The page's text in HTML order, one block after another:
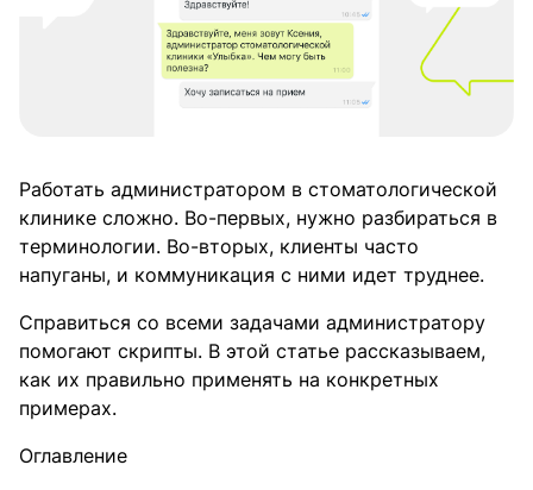
Работать администратором в стоматологической
клинике сложно. Во-первых, нужно разбираться в
терминологии. Во-вторых, клиенты часто
напуганы, и коммуникация с ними идет труднее.
Справиться со всеми задачами администратору
помогают скрипты. В этой статье рассказываем,
как их правильно применять на конкретных
примерах.
Оглавление